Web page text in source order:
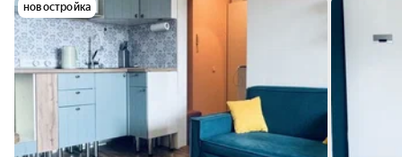
новостройка